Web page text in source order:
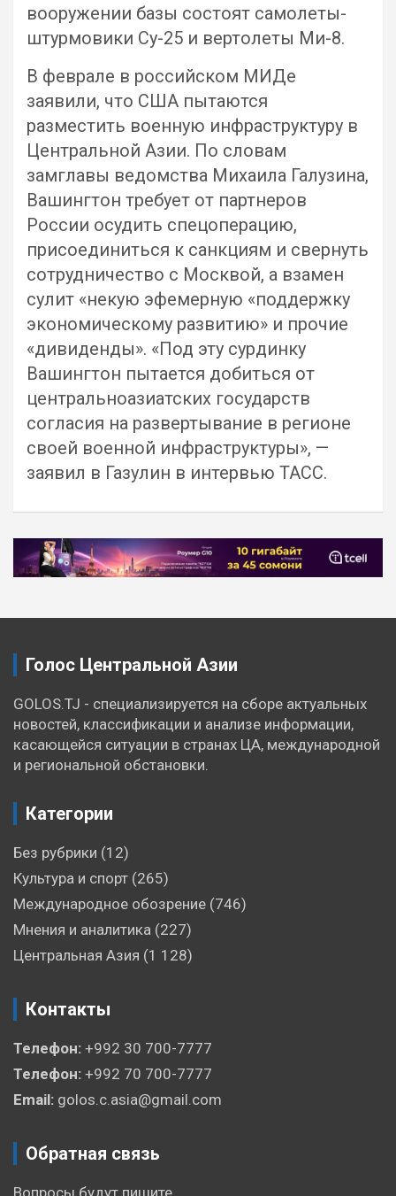
вооружении базы состоят самолеты-
штурмовики Су-25 и вертолеты Ми-8.
В феврале в российском МИДе
заявили, что США пытаются
разместить военную инфраструктуру в
Центральной Азии. По словам
замглавы ведомства Михаила Галузина,
Вашингтон требует от партнеров
России осудить спецоперацию,
присоединиться к санкциям и свернуть
сотрудничество с Москвой, а взамен
сулит «некую эфемерную «поддержку
экономическому развитию» и прочие
«дивиденды». «Под эту сурдинку
Вашингтон пытается добиться от
центральноазиатских государств
согласия на развертывание в регионе
своей военной инфраструктуры», —
заявил в Газулин в интервью ТАСС.
Навигация
по
Голос Центральной Азии
GOLOS.TJ - специализируется на сборе актуальных
новостей, классификации и анализе информации,
касающейся ситуации в странах ЦА, международной
и региональной обстановки.
Категории
Без рубрики (12)
Культура и спорт (265)
Международное обозрение (746)
Мнения и аналитика (227)
Центральная Азия (1 128)
Контакты
Телефон: +992 30 700-7777
Телефон: +992 70 700-7777
Email: golos.c.asia@gmail.com
Обратная связь
Вопросы будут пишите